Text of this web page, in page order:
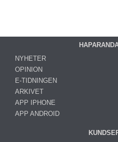
NYHETER
OPINION
E-TIDNINGEN
ARKIVET
APP IPHONE
APP ANDROID